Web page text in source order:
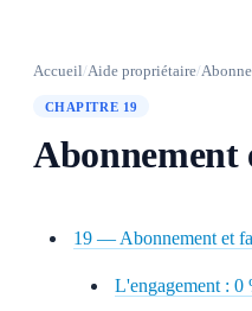
Accueil/Aide propriétaire/
CHAPITRE 19
19 — Abonnement et
L'engagement : 0